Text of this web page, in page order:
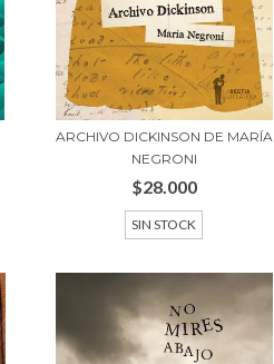
ARCHIVO DICKINSON DE MARÍA
NEGRONI
$28.000
SIN STOCK